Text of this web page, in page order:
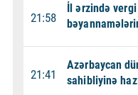
21:58
İl ərzində
21:41
Azərbaycan
sahibliyinə